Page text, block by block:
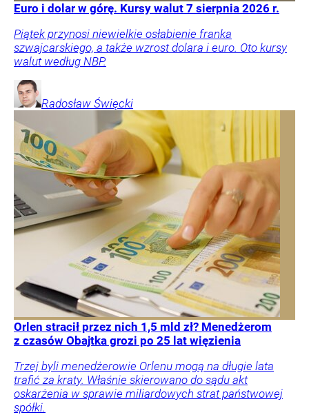
Euro i dolar w górę. Kursy walut 7 sierpnia 2026 r.
Piątek przynosi niewielkie osłabienie franka
szwajcarskiego, a także wzrost dolara i euro. Oto kursy
walut według NBP.
Radosław Święcki
Orlen stracił przez nich 1,5 mld zł? Menedżerom
z czasów Obajtka grozi po 25 lat więzienia
Trzej byli menedżerowie Orlenu mogą na długie lata
trafić za kraty. Właśnie skierowano do sądu akt
oskarżenia w sprawie miliardowych strat państwowej
spółki.